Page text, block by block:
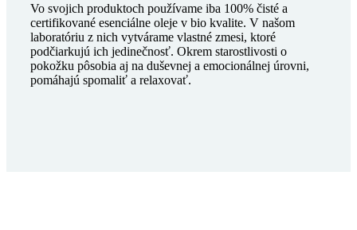
Vo svojich produktoch používame iba 100% čisté a
certifikované esenciálne oleje v bio kvalite. V našom
laboratóriu z nich vytvárame vlastné zmesi, ktoré
podčiarkujú ich jedinečnosť. Okrem starostlivosti o
pokožku pôsobia aj na duševnej a emocionálnej úrovni,
pomáhajú spomaliť a relaxovať.